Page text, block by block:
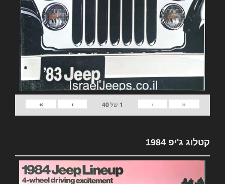
«
‹
1 של40
›
»
קטלוג ג'יפ 1984